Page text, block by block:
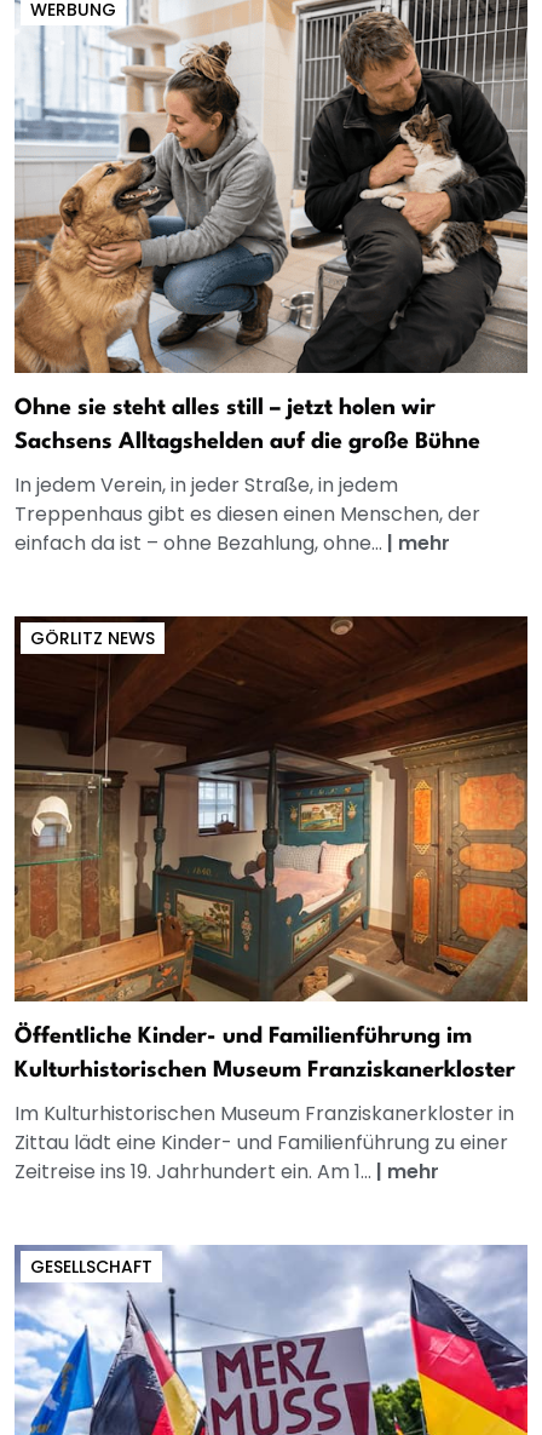
WERBUNG
Ohne sie steht alles still – jetzt holen wir
Sachsens Alltagshelden auf die große Bühne
In jedem Verein, in jeder Straße, in jedem
Treppenhaus gibt es diesen einen Menschen, der
einfach da ist – ohne Bezahlung, ohne... | mehr
GÖRLITZ NEWS
Öffentliche Kinder- und Familienführung im
Kulturhistorischen Museum Franziskanerkloster
Im Kulturhistorischen Museum Franziskanerkloster in
Zittau lädt eine Kinder- und Familienführung zu einer
Zeitreise ins 19. Jahrhundert ein. Am 1... | mehr
GESELLSCHAFT